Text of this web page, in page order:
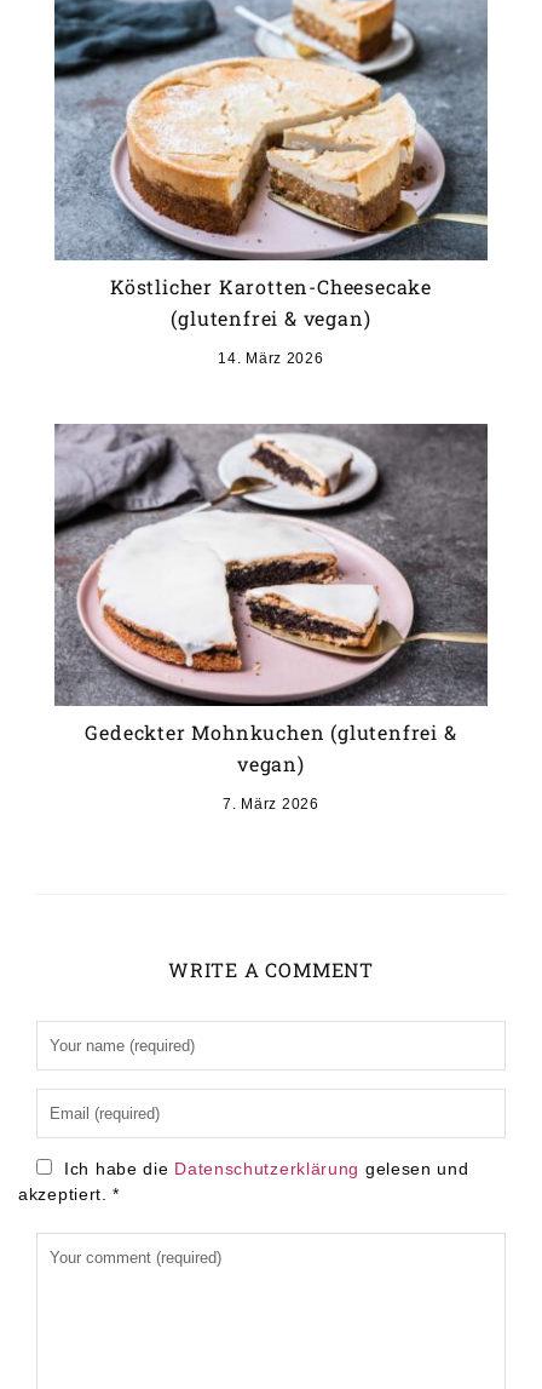
Köstlicher Karotten-Cheesecake
(glutenfrei & vegan)
14. März 2026
Gedeckter Mohnkuchen (glutenfrei &
vegan)
7. März 2026
WRITE A COMMENT
Ich habe die Datenschutzerklärung gelesen und
akzeptiert.
*